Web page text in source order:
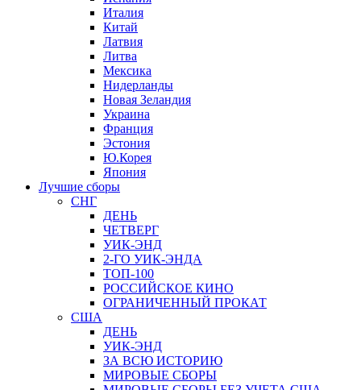
Италия
Китай
Латвия
Литва
Мексика
Нидерланды
Новая Зеландия
Украина
Франция
Эстония
Ю.Корея
Япония
Лучшие сборы
СНГ
ДЕНЬ
ЧЕТВЕРГ
УИК-ЭНД
2-ГО УИК-ЭНДА
ТОП-100
РОССИЙСКОЕ КИНО
ОГРАНИЧЕННЫЙ ПРОКАТ
США
ДЕНЬ
УИК-ЭНД
ЗА ВСЮ ИСТОРИЮ
МИРОВЫЕ СБОРЫ